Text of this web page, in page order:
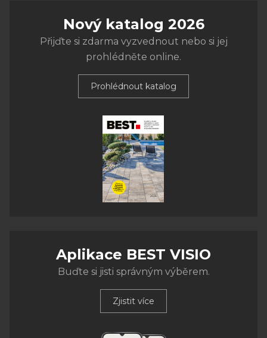
Nový katalog 2026
Přijďte si zdarma vyzvednout nebo si jej
prohlédněte online.
Prohlédnout katalog
Aplikace BEST VISIO
Buďte si jisti správným výběrem.
Zjistit více